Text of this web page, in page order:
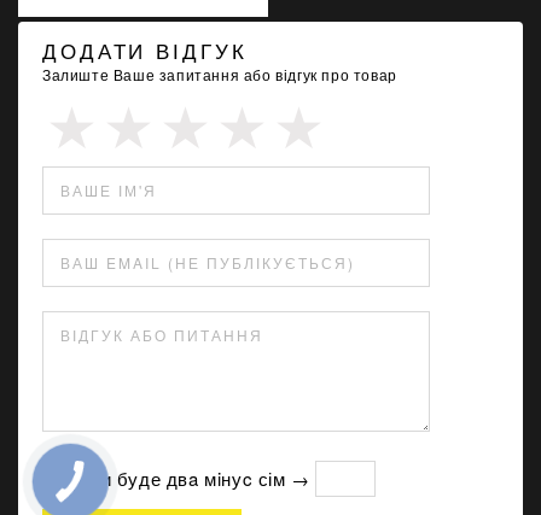
ДОДАТИ ВІДГУК
Залиште Ваше запитання або відгук про товар
ВАШЕ ІМ'Я
ВАШ EMAIL (НЕ ПУБЛІКУЄТЬСЯ)
ВІДГУК АБО ПИТАННЯ
Скільки буде двa мiнуc сім →